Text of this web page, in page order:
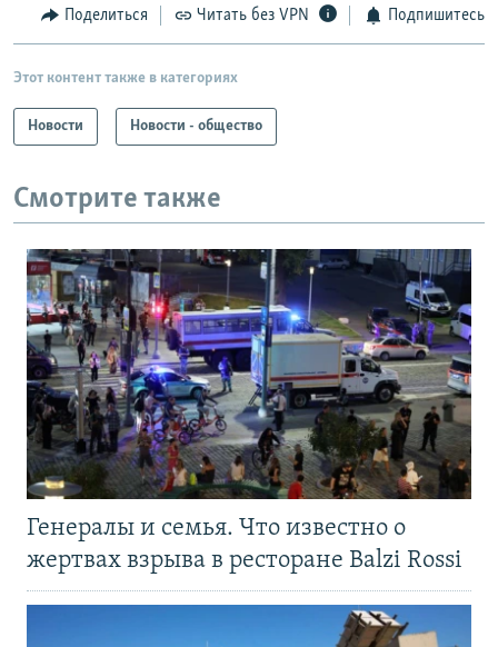
Поделиться Читать без VPN Подпишитесь
Этот контент также в категориях
Новости Новости - общество
Смотрите также
Генералы и семья. Что известно о
жертвах взрыва в ресторане Balzi Rossi